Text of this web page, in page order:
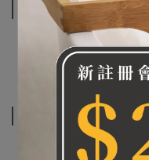
規格說明
相關商品